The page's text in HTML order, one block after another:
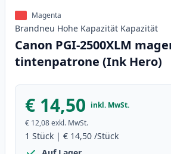
Magenta
Brandneu Hohe Kapazität Kapazität
Canon PGI-2500XLM
tintenpatrone (Ink Hero)
€ 14,50 inkl. MwSt.
€ 12,08exkl. MwSt.
1 Stück | € 14,50 /Stück